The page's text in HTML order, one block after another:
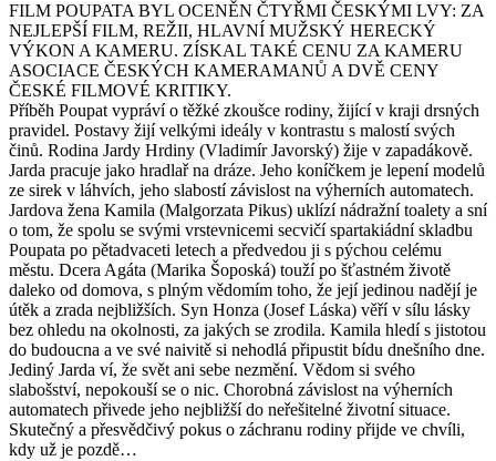
FILM POUPATA BYL OCENĚN ČTYŘMI ČESKÝMI LVY: ZA
NEJLEPŠÍ FILM, REŽII, HLAVNÍ MUŽSKÝ HERECKÝ
VÝKON A KAMERU. ZÍSKAL TAKÉ CENU ZA KAMERU
ASOCIACE ČESKÝCH KAMERAMANŮ A DVĚ CENY
ČESKÉ FILMOVÉ KRITIKY.
Příběh Poupat vypráví o těžké zkoušce rodiny, žijící v kraji drsných
pravidel. Postavy žijí velkými ideály v kontrastu s malostí svých
činů. Rodina Jardy Hrdiny (Vladimír Javorský) žije v zapadákově.
Jarda pracuje jako hradlař na dráze. Jeho koníčkem je lepení modelů
ze sirek v láhvích, jeho slabostí závislost na výherních automatech.
Jardova žena Kamila (Malgorzata Pikus) uklízí nádražní toalety a sní
o tom, že spolu se svými vrstevnicemi secvičí spartakiádní skladbu
Poupata po pětadvaceti letech a předvedou ji s pýchou celému
městu. Dcera Agáta (Marika Šoposká) touží po šťastném životě
daleko od domova, s plným vědomím toho, že její jedinou nadějí je
útěk a zrada nejbližších. Syn Honza (Josef Láska) věří v sílu lásky
bez ohledu na okolnosti, za jakých se zrodila. Kamila hledí s jistotou
do budoucna a ve své naivitě si nehodlá připustit bídu dnešního dne.
Jediný Jarda ví, že svět ani sebe nezmění. Vědom si svého
slabošství, nepokouší se o nic. Chorobná závislost na výherních
automatech přivede jeho nejbližší do neřešitelné životní situace.
Skutečný a přesvědčivý pokus o záchranu rodiny přijde ve chvíli,
kdy už je pozdě…